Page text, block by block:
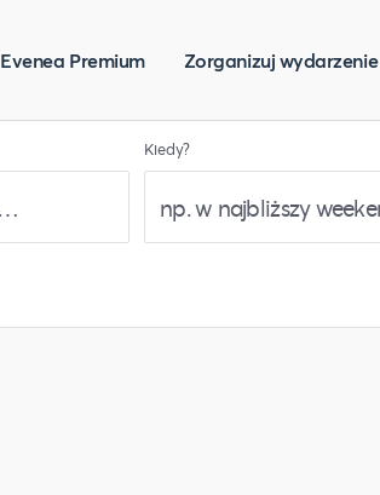
Evenea Premium Zorganizuj wydarzenie
Kiedy?